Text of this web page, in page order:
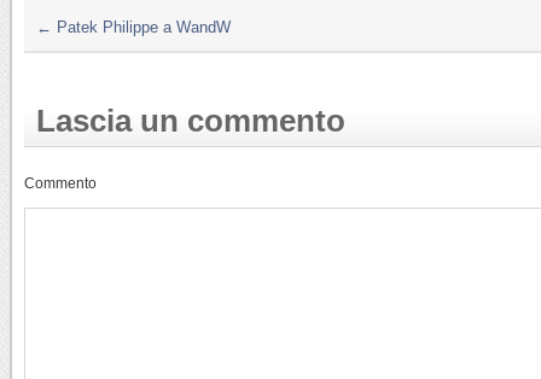
← Patek Philippe a WandW
Lascia un commento
Commento